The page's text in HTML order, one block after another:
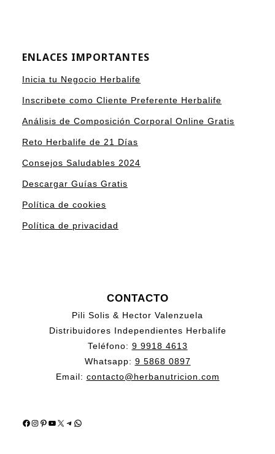
ENLACES IMPORTANTES
Inicia tu Negocio Herbalife
Inscribete como Cliente Preferente Herbalife
Análisis de Composición Corporal Online Gratis
Reto Herbalife de 21 Días
Consejos Saludables 2024
Descargar Guías Gratis
Política de cookies
Política de privacidad
CONTACTO
Pili Solis & Hector Valenzuela
Distribuidores Independientes Herbalife
Teléfono: 9 9918 4613
Whatsapp: 9 5868 0897
Email: contacto@herbanutricion.com
Facebook
Instagram
Pinterest
YouTube
X Telegram
WhatsApp